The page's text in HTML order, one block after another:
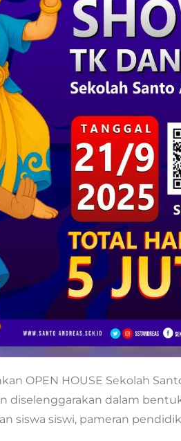
OPEN HOUSE Sekolah
diselenggarakan dalam
siswa siswi, pameran